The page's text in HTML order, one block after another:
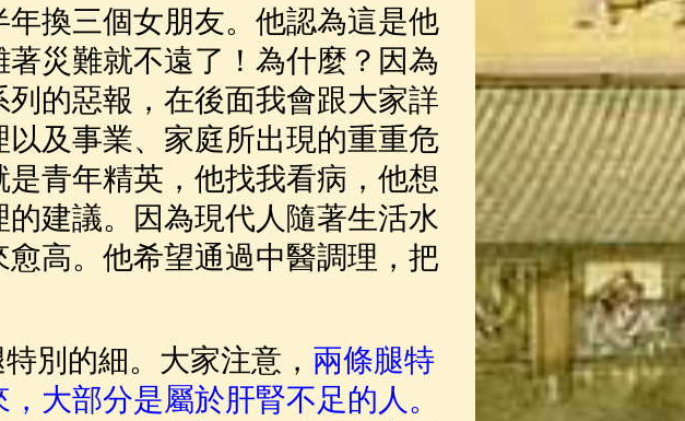
換三個女朋友。他認為這是他
災難就不遠了！為什麼？因為
的惡報，在後面我會跟大家詳
及事業、家庭所出現的重重危
青年精英，他找我看病，他想
建議。因為現代人隨著生活水
高。他希望通過中醫調理，把
的細。大家注意， 兩條腿特
大部分是屬於肝腎不足的人。